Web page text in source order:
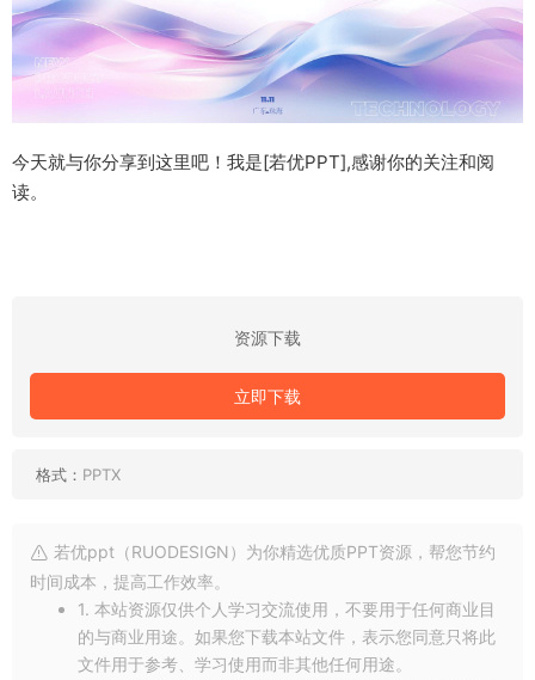
今天就与你分享到这里吧！我是[若优PPT],感谢你的关注和阅
读。
资源下载
立即下载
格式： PPTX
若优ppt（RUODESIGN）为你精选优质PPT资源，帮您节约
时间成本，提高工作效率。
1. 本站资源仅供个人学习交流使用，不要用于任何商业目
的与商业用途。如果您下载本站文件，表示您同意只将此
文件用于参考、学习使用而非其他任何用途。